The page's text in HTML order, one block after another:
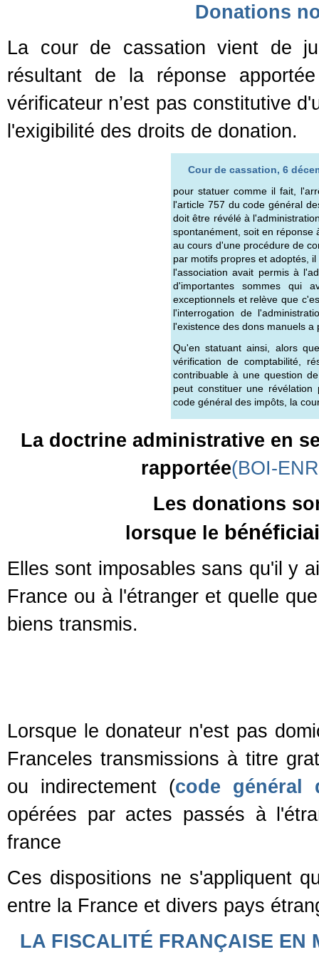
Donations
La cour de cassation vient de
résultant de la réponse
vérificateur n’est pas constitutive
l'exigibilité des droits de donation.
Cour de cassation, 6
pour statuer comme il fait,
l'article 757 du code général
doit être révélé à
spontanément, soit en réponse
au cours d'une procédure de
par motifs propres et adoptés,
l'association avait permis à
d'importantes sommes qui
exceptionnels et relève que
l'interrogation de
l'existence des dons manuels
Qu'en statuant ainsi, alors
vérification de comptabilité,
contribuable à une question
peut constituer une
code général des impôts, la
La doctrine administrative en
rapportée(BOI-
Les donations
lorsque le
Elles sont imposables sans qu'il y
France ou à l'étranger et quelle
biens transmis.
Lorsque le donateur n'est pas
Franceles transmissions à titre
ou indirectement (code général
opérées par actes passés à
france
Ces dispositions ne s'appliquent
entre la France et divers pays
LA FISCALITÉ FRANÇAISE EN